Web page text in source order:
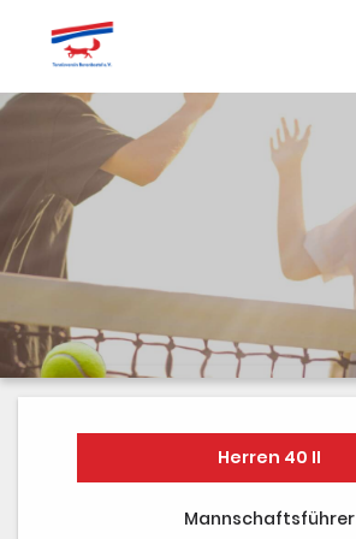
Startseite
Termine
Vorstand
Dokumente
Sponsoren
Mannschaften
Galerie
Herren 40 II
Mannschaftsführer